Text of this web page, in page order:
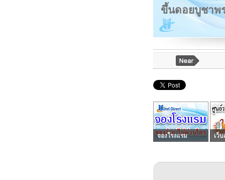
ขึ้นดอยบูชาพ
จองโรงแรม เว็